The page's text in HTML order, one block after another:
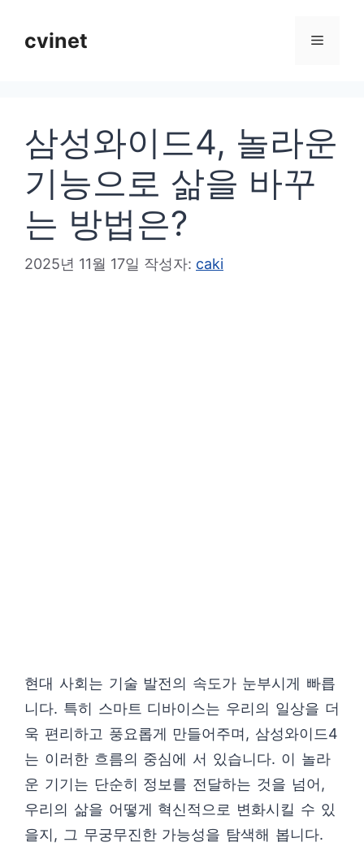
cvinet 메
삼성와이드4, 놀라운
기능으로 삶을 바꾸
는 방법은?
2025년 11월 17일 작성자: caki
현대 사회는 기술 발전의 속도가 눈부시게 빠릅
니다. 특히 스마트 디바이스는 우리의 일상을 더
욱 편리하고 풍요롭게 만들어주며, 삼성와이드4
는 이러한 흐름의 중심에 서 있습니다. 이 놀라
운 기기는 단순히 정보를 전달하는 것을 넘어,
우리의 삶을 어떻게 혁신적으로 변화시킬 수 있
을지, 그 무궁무진한 가능성을 탐색해 봅니다.